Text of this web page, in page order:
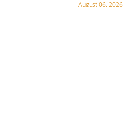
August 06, 2026